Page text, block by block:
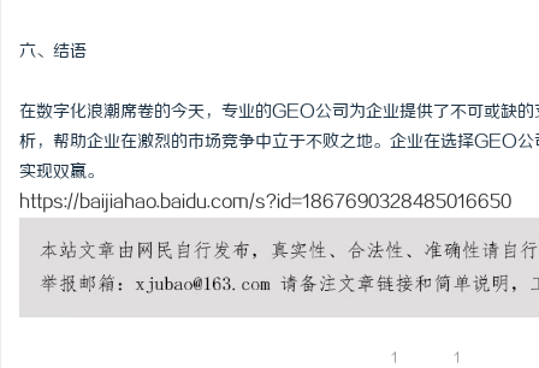
六、结语
在数字化浪潮席卷的今天，专业的GEO公司为企业提供了不可或缺
析，帮助企业在激烈的市场竞争中立于不败之地。企业在选择GEO
实现双赢。
https://baijiahao.baidu.com/s?id=1867690328485016650
1 1